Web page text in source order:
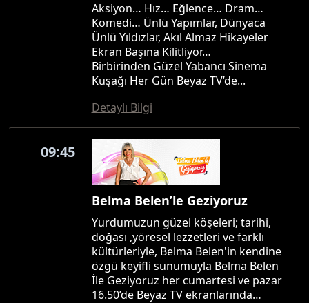
Aksiyon… Hız… Eğlence… Dram…
Komedi… Ünlü Yapımlar, Dünyaca
Ünlü Yıldızlar, Akıl Almaz Hikayeler
Ekran Başına Kilitliyor…
Birbirinden Güzel Yabancı Sinema
Kuşağı Her Gün Beyaz TV’de...
Detaylı Bilgi
09:45
Belma Belen’le Geziyoruz
Yurdumuzun güzel köşeleri; tarihi,
doğası ,yöresel lezzetleri ve farklı
kültürleriyle, Belma Belen'in kendine
özgü keyifli sunumuyla Belma Belen
İle Geziyoruz her cumartesi ve pazar
16.50’de Beyaz TV ekranlarında…